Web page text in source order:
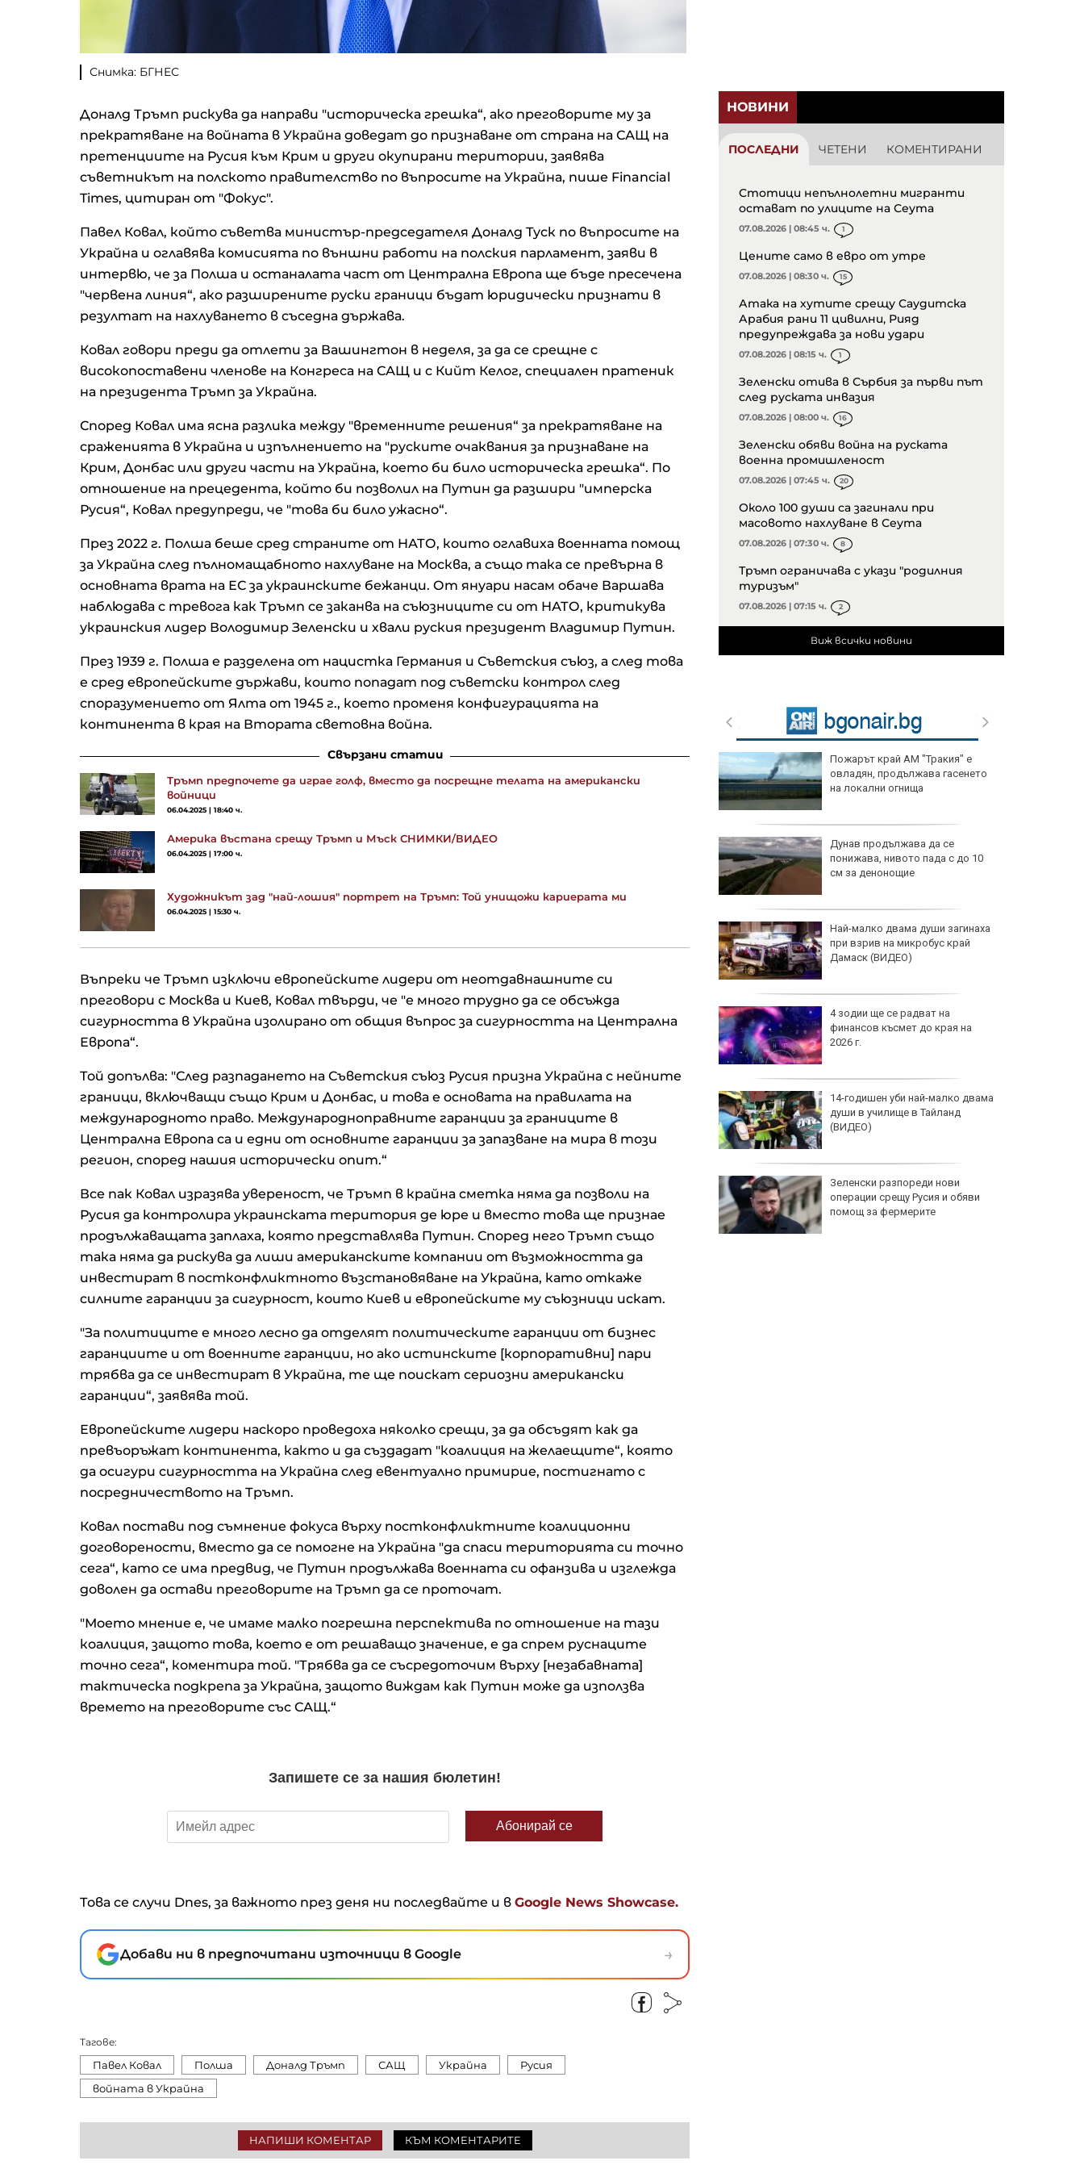
Снимка: БГНЕС
Доналд Тръмп рискува да направи "историческа грешка“, ако преговорите му за
прекратяване на войната в Украйна доведат до признаване от страна на САЩ на
претенциите на Русия към Крим и други окупирани територии, заявява
съветникът на полското правителство по въпросите на Украйна, пише Financial
Times, цитиран от "Фокус".
Павел Ковал, който съветва министър-председателя Доналд Туск по въпросите на
Украйна и оглавява комисията по външни работи на полския парламент, заяви в
интервю, че за Полша и останалата част от Централна Европа ще бъде пресечена
"червена линия“, ако разширените руски граници бъдат юридически признати в
резултат на нахлуването в съседна държава.
Ковал говори преди да отлети за Вашингтон в неделя, за да се срещне с
високопоставени членове на Конгреса на САЩ и с Кийт Келог, специален пратеник
на президента Тръмп за Украйна.
Според Ковал има ясна разлика между "временните решения“ за прекратяване на
сраженията в Украйна и изпълнението на "руските очаквания за признаване на
Крим, Донбас или други части на Украйна, което би било историческа грешка“. По
отношение на прецедента, който би позволил на Путин да разшири "имперска
Русия“, Ковал предупреди, че "това би било ужасно“.
През 2022 г. Полша беше сред страните от НАТО, които оглавиха военната помощ
за Украйна след пълномащабното нахлуване на Москва, а също така се превърна в
основната врата на ЕС за украинските бежанци. От януари насам обаче Варшава
наблюдава с тревога как Тръмп се заканва на съюзниците си от НАТО, критикува
украинския лидер Володимир Зеленски и хвали руския президент Владимир Путин.
През 1939 г. Полша е разделена от нацистка Германия и Съветския съюз, а след това
е сред европейските държави, които попадат под съветски контрол след
споразумението от Ялта от 1945 г., което променя конфигурацията на
континента в края на Втората световна война.
Свързани статии
Тръмп предпочете да играе голф, вместо да посрещне телата на американски
войници
06.04.2025 | 18:40 ч.
Америка въстана срещу Тръмп и Мъск СНИМКИ/ВИДЕО
06.04.2025 | 17:00 ч.
Художникът зад "най-лошия" портрет на Тръмп: Той унищожи кариерата ми
06.04.2025 | 15:30 ч.
Въпреки че Тръмп изключи европейските лидери от неотдавнашните си
преговори с Москва и Киев, Ковал твърди, че "е много трудно да се обсъжда
сигурността в Украйна изолирано от общия въпрос за сигурността на Централна
Европа“.
Той допълва: "След разпадането на Съветския съюз Русия призна Украйна с нейните
граници, включващи също Крим и Донбас, и това е основата на правилата на
международното право. Международноправните гаранции за границите в
Централна Европа са и едни от основните гаранции за запазване на мира в този
регион, според нашия исторически опит.“
Все пак Ковал изразява увереност, че Тръмп в крайна сметка няма да позволи на
Русия да контролира украинската територия де юре и вместо това ще признае
продължаващата заплаха, която представлява Путин. Според него Тръмп също
така няма да рискува да лиши американските компании от възможността да
инвестират в постконфликтното възстановяване на Украйна, като откаже
силните гаранции за сигурност, които Киев и европейските му съюзници искат.
"За политиците е много лесно да отделят политическите гаранции от бизнес
гаранциите и от военните гаранции, но ако истинските [корпоративни] пари
трябва да се инвестират в Украйна, те ще поискат сериозни американски
гаранции“, заявява той.
Европейските лидери наскоро проведоха няколко срещи, за да обсъдят как да
превъоръжат континента, както и да създадат "коалиция на желаещите“, която
да осигури сигурността на Украйна след евентуално примирие, постигнато с
посредничеството на Тръмп.
Ковал постави под съмнение фокуса върху постконфликтните коалиционни
договорености, вместо да се помогне на Украйна "да спаси територията си точно
сега“, като се има предвид, че Путин продължава военната си офанзива и изглежда
доволен да остави преговорите на Тръмп да се проточат.
"Моето мнение е, че имаме малко погрешна перспектива по отношение на тази
коалиция, защото това, което е от решаващо значение, е да спрем руснаците
точно сега“, коментира той. "Трябва да се съсредоточим върху [незабавната]
тактическа подкрепа за Украйна, защото виждам как Путин може да използва
времето на преговорите със САЩ.“
Това се случи Dnes, за важното през деня ни последвайте и в Google News Showcase.
Добави ни в предпочитани източници в Google →
Тагове:
Павел Ковал Полша Доналд Тръмп САЩ Украйна
Русия
войната в Украйна
НАПИШИ КОМЕНТАР КЪМ КОМЕНТАРИТЕ
НОВИНИ
ПОСЛЕДНИ ЧЕТЕНИ КОМЕНТИРАНИ
Стотици непълнолетни мигранти
остават по улиците на Сеута
07.08.2026 | 08:45 ч. 1
Цените само в евро от утре
07.08.2026 | 08:30 ч. 15
Атака на хутите срещу Саудитска
Арабия рани 11 цивилни, Рияд
предупреждава за нови удари
07.08.2026 | 08:15 ч. 1
Зеленски отива в Сърбия за първи път
след руската инвазия
07.08.2026 | 08:00 ч. 16
Зеленски обяви война на руската
военна промишленост
07.08.2026 | 07:45 ч. 20
Около 100 души са загинали при
масовото нахлуване в Сеута
07.08.2026 | 07:30 ч. 8
Тръмп ограничава с укази "родилния
туризъм"
07.08.2026 | 07:15 ч. 2
Виж всички новини
Войната влиза в предизборната
кампания в Русия, а все по-малко
руснаци вярват в победата
Американските борсови индекси
са в отстъпление, петролът
OTP Group отчете силни
финансови резултати през
първото полугодие
пивоварни, в България те са 42
Пожарът край АМ "Тракия" е
овладян, продължава гасенето
на локални огнища
Дунав продължава да се
понижава, нивото пада с до 10
см за денонощие
Най-малко двама души загинаха
при взрив на микробус край
Дамаск (ВИДЕО)
4 зодии ще се радват на
финансов късмет до края на
2026 г.
14-годишен уби най-малко двама
души в училище в Тайланд
(ВИДЕО)
Зеленски разпореди нови
операции срещу Русия и обяви
помощ за фермерите